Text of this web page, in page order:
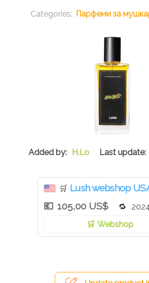
Парфеми за
H.Lo
🛒 Lush webshop
105,00 US$
Webshop